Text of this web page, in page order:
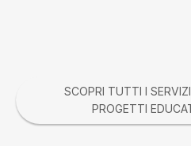
SCOPRI TUTTI I
PROGETTI